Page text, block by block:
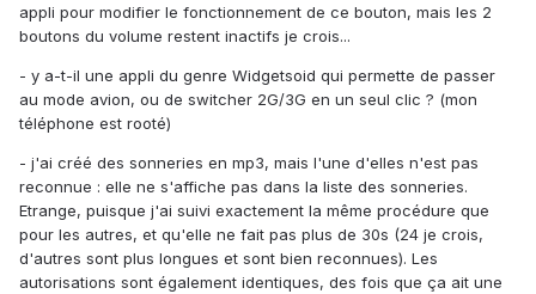
appli pour modifier le fonctionnement de ce bouton, mais les 2
boutons du volume restent inactifs je crois...
- y a-t-il une appli du genre Widgetsoid qui permette de passer
au mode avion, ou de switcher 2G/3G en un seul clic ? (mon
téléphone est rooté)
- j'ai créé des sonneries en mp3, mais l'une d'elles n'est pas
reconnue : elle ne s'affiche pas dans la liste des sonneries.
Etrange, puisque j'ai suivi exactement la même procédure que
pour les autres, et qu'elle ne fait pas plus de 30s (24 je crois,
d'autres sont plus longues et sont bien reconnues). Les
autorisations sont également identiques, des fois que ça ait une